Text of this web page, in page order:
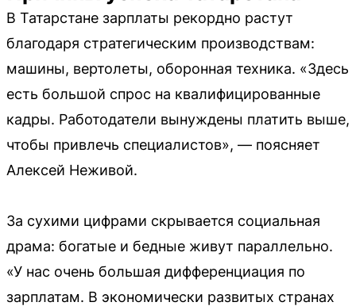
В Татарстане зарплаты рекордно растут
благодаря стратегическим производствам:
машины, вертолеты, оборонная техника. «Здесь
есть большой спрос на квалифицированные
кадры. Работодатели вынуждены платить выше,
чтобы привлечь специалистов», — поясняет
Алексей Неживой.
За сухими цифрами скрывается социальная
драма: богатые и бедные живут параллельно.
«У нас очень большая дифференциация по
зарплатам. В экономически развитых странах